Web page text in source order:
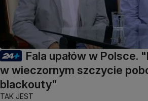
Fala upałów w Polsce.
w wieczornym szczycie
blackouty"
TAK JEST